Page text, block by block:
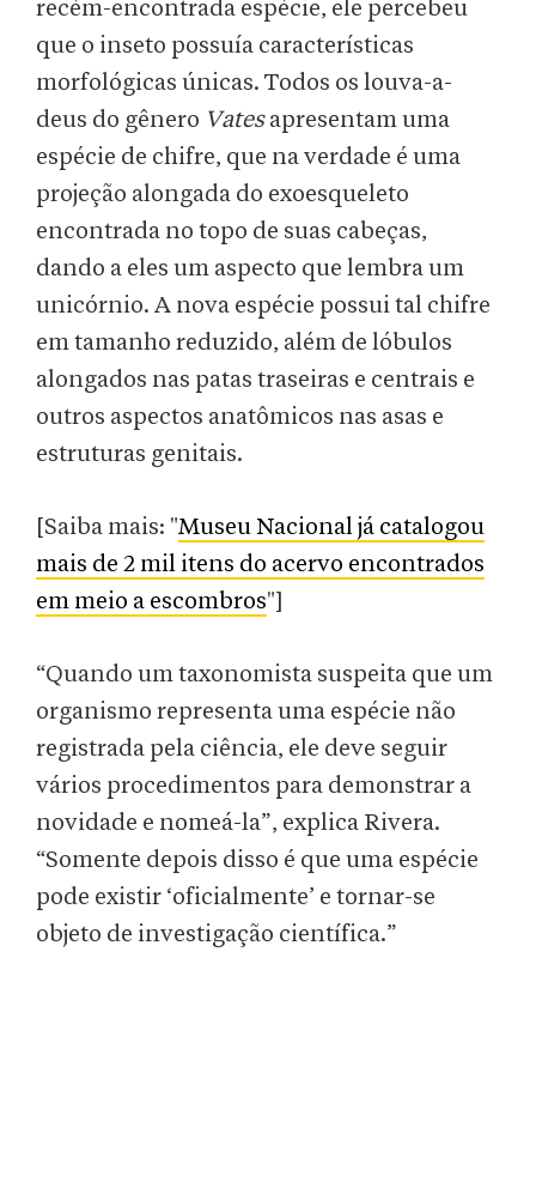
recém-encontrada espécie, ele percebeu
que o inseto possuía características
morfológicas únicas. Todos os louva-a-
deus do gênero Vatesapresentam uma
espécie de chifre, que na verdade é uma
projeção alongada do exoesqueleto
encontrada no topo de suas cabeças,
dando a eles um aspecto que lembra um
unicórnio. A nova espécie possui tal chifre
em tamanho reduzido, além de lóbulos
alongados nas patas traseiras e centrais e
outros aspectos anatômicos nas asas e
estruturas genitais.
[Saiba mais: "Museu Nacional já catalogou
mais de 2 mil itens do acervo encontrados
em meio a escombros"]
“Quando um taxonomista suspeita que um
organismo representa uma espécie não
registrada pela ciência, ele deve seguir
vários procedimentos para demonstrar a
novidade e nomeá-la”, explica Rivera.
“Somente depois disso é que uma espécie
pode existir ‘oficialmente’ e tornar-se
objeto de investigação científica.”